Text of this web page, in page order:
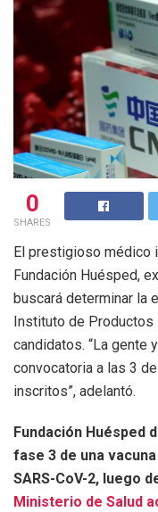
0
SHARES
El prestigioso médico
Fundación Huésped,
buscará determinar la
Instituto de
candidatos. “La gente
convocatoria a las 3
inscritos”, adelantó.
Fundación Huésped
fase 3 de una
SARS-CoV-2, luego
Ministerio de Salud